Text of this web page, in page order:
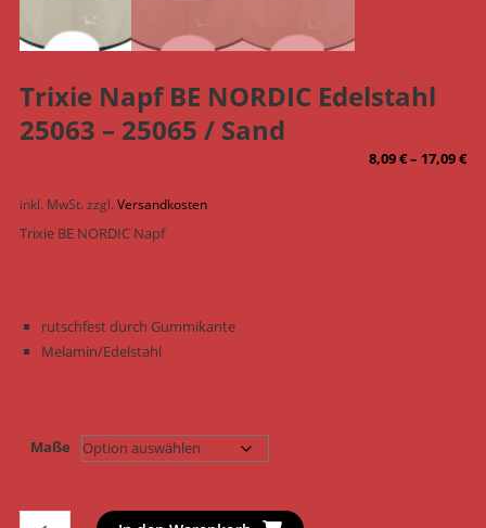
Trixie Napf BE NORDIC Edelstahl
25063 – 25065 / Sand
8,09€– 17,09€
inkl. MwSt. zzgl. Versandkosten
Trixie BE NORDIC Napf
rutschfest durch Gummikante
Melamin/Edelstahl
Maße
Trixie